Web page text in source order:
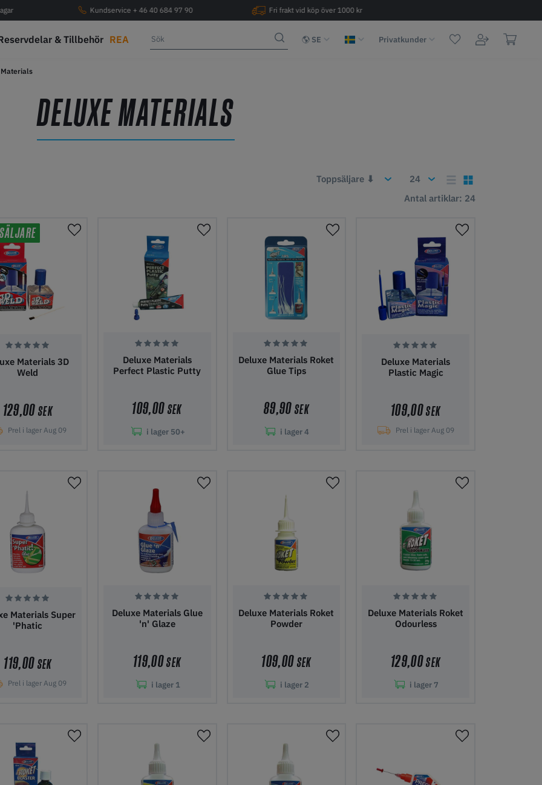
Kundservice + 46 40 684 97 90 Fri frakt vid köp över 1000 kr
& Tillbehör REA SE Privatkunder
DELUXE MATERIALS
Antal artiklar: 24
Materials 3D
Weld
129,00SEK
Prel i lager Aug 09
Deluxe Materials
Perfect Plastic Putty
109,00SEK
i lager50+
Deluxe Materials Roket
Glue Tips
89,90SEK
i lager4
Deluxe Materials
Plastic Magic
109,00SEK
Prel i lager Aug 09
Materials Super
'Phatic
119,00SEK
Prel i lager Aug 09
Deluxe Materials Glue
'n' Glaze
119,00SEK
i lager1
Deluxe Materials Roket
Powder
109,00SEK
i lager 2
Deluxe Materials Roket
Odourless
129,00SEK
i lager 7